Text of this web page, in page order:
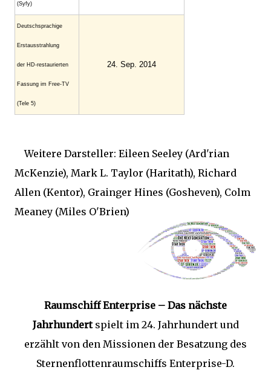
(Syfy)
Deutschsprachige
Erstausstrahlung
der HD-restaurierten
Fassung im Free-TV
(Tele 5)
24. Sep. 2014
Weitere Darsteller: Eileen Seeley (Ard'rian
McKenzie), Mark L. Taylor (Haritath), Richard
Allen (Kentor), Grainger Hines (Gosheven), Colm
Meaney (Miles O'Brien)
Raumschiff Enterprise – Das nächste
Jahrhundertspielt im 24. Jahrhundert und
erzählt von den Missionen der Besatzung des
Sternenflottenraumschiffs Enterprise-D.